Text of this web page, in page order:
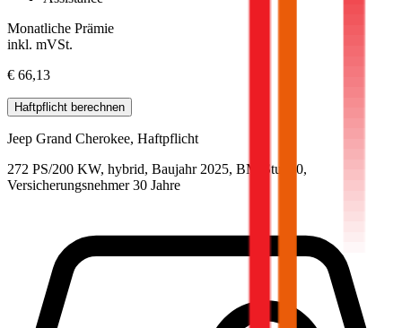
Monatliche Prämie
inkl. mVSt.
€ 66,13
Haftpflicht berechnen
Jeep Grand Cherokee, Haftpflicht
272 PS/200 KW, hybrid, Baujahr 2025, BM-Stufe 0,
Versicherungsnehmer 30 Jahre